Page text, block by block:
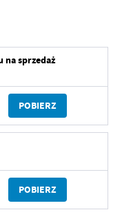
na sprzedaż
POBIERZ
POBIERZ